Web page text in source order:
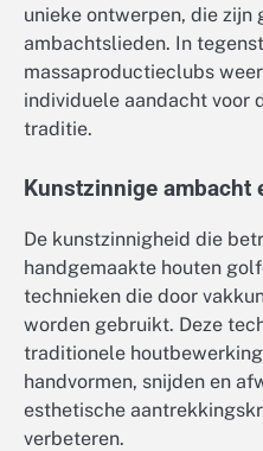
unieke ontwerpen, die
ambachtslieden. In
massaproductieclubs
individuele aandacht voor
traditie.
Kunstzinnige ambacht
De kunstzinnigheid die
handgemaakte houten
technieken die door
worden gebruikt. Deze
traditionele
handvormen, snijden en
esthetische
verbeteren.